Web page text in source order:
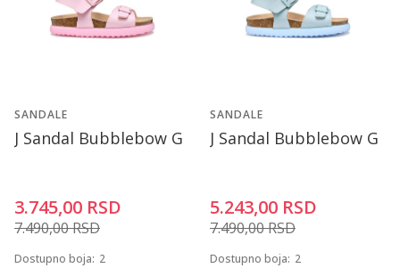
SANDALE
J Sandal Bubblebow G
3.745,00 RSD
7.490,00RSD
Dostupno boja: 2
SANDALE
J Sandal Bubblebow G
5.243,00 RSD
7.490,00RSD
Dostupno boja: 2